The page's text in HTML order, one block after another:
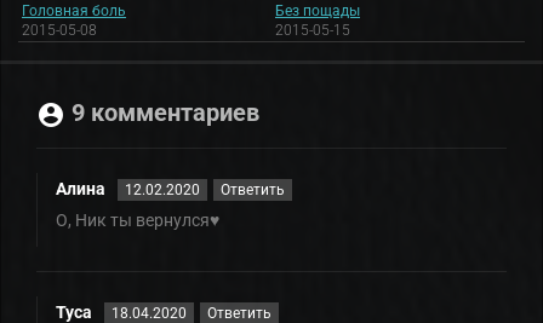
Головная боль
2015-05-08
Без пощады
2015-05-15
9 комментариев
Алина 12.02.2020 Ответить
О, Ник ты вернулся♥️
Туса 18.04.2020 Ответить